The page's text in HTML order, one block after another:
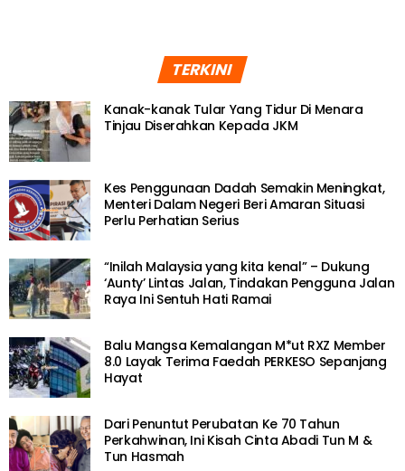
TERKINI
Kanak-kanak Tular Yang Tidur Di Menara
Tinjau Diserahkan Kepada JKM
Kes Penggunaan Dadah Semakin Meningkat,
Menteri Dalam Negeri Beri Amaran Situasi
Perlu Perhatian Serius
“Inilah Malaysia yang kita kenal” – Dukung
‘Aunty’ Lintas Jalan, Tindakan Pengguna Jalan
Raya Ini Sentuh Hati Ramai
Balu Mangsa Kemalangan M*ut RXZ Member
8.0 Layak Terima Faedah PERKESO Sepanjang
Hayat
Dari Penuntut Perubatan Ke 70 Tahun
Perkahwinan, Ini Kisah Cinta Abadi Tun M &
Tun Hasmah